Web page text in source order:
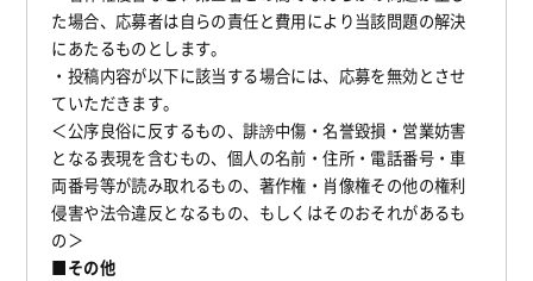
た場合、応募者は自らの責任と費用により当該問題の解決
にあたるものとします。
・投稿内容が以下に該当する場合には、応募を無効とさせ
ていただきます。
＜公序良俗に反するもの、誹謗中傷・名誉毀損・営業妨害
となる表現を含むもの、個人の名前・住所・電話番号・車
両番号等が読み取れるもの、著作権・肖像権その他の権利
侵害や法令違反となるもの、もしくはそのおそれがあるも
の＞
■その他